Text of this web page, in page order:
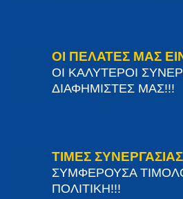
ΟΙ ΠΕΛΑΤΕΣ ΜΑΣ
ΟΙ ΚΑΛΥΤΕΡΟΙ
ΔΙΑΦΗΜΙΣΤΕΣ ΜΑΣ!!!
ΤΙΜΕΣ ΣΥΝΕΡΓΑΣΙΑΣ
ΣΥΜΦΕΡΟΥΣΑ
ΠΟΛΙΤΙΚΗ!!!